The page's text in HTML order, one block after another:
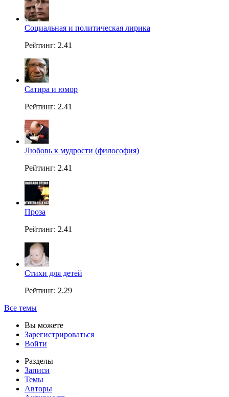
Социальная и политическая лирика
Рейтинг: 2.41
Сатира и юмор
Рейтинг: 2.41
Любовь к мудрости (философия)
Рейтинг: 2.41
Проза
Рейтинг: 2.41
Стихи для детей
Рейтинг: 2.29
Все темы
Вы можете
Зарегистрироваться
Войти
Разделы
Записи
Темы
Авторы